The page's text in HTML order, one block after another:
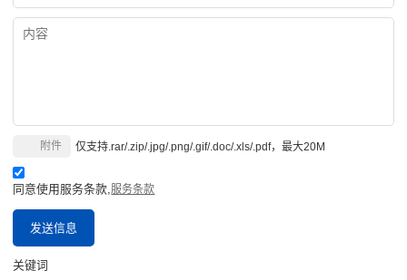
仅支持.rar/.zip/.jpg/.png/.gif/.doc/.xls/.pdf，最大20M
附件
同意使用服务条款,服务条款
发送信息
关键词